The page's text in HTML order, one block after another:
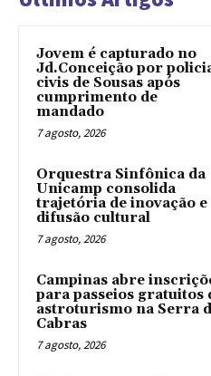
Jovem é capturado no
Jd.Conceição por
civis de Sousas após
cumprimento de
mandado
7 agosto, 2026
Orquestra Sinfônica da
Unicamp consolida
trajetória de inovação e
difusão cultural
7 agosto, 2026
Campinas abre
para passeios gratuitos
astroturismo na Serra
Cabras
7 agosto, 2026